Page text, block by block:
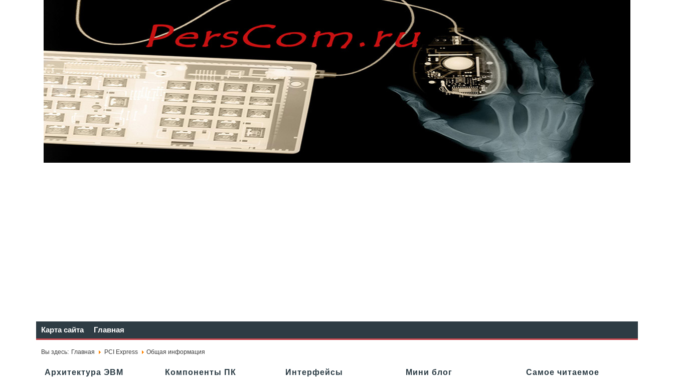
Карта сайта Главная
Вы здесь: Главная PCI Express Общая информация
Архитектура ЭВМ Компоненты ПК Интерфейсы Мини блог Самое читаемое